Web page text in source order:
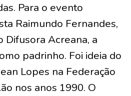
Para o evento
Raimundo Fernandes,
Difusora Acreana, a
padrinho. Foi ideia do
Lopes na Federação
nos anos 1990. O